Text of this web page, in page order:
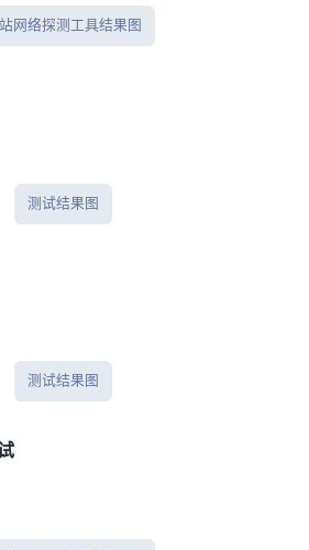
网络探测工具结果图
ITDOG 测试结果图
ITDOG 测试结果图